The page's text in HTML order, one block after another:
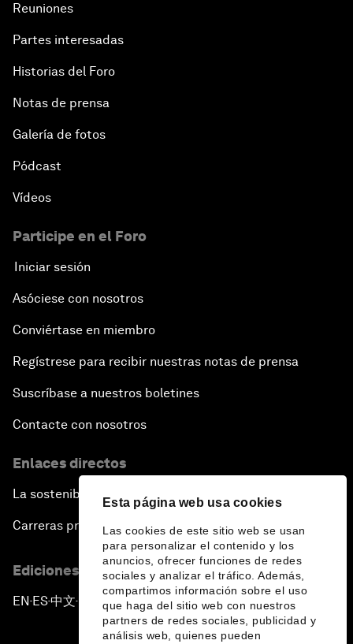
Esta página web usa cookies
Las cookies de este sitio web se usan
para personalizar el contenido y los
anuncios, ofrecer funciones de redes
sociales y analizar el tráfico. Además,
compartimos información sobre el uso
que haga del sitio web con nuestros
partners de redes sociales, publicidad y
análisis web, quienes pueden
Reuniones
Partes interesadas
Historias del Foro
Notas de prensa
Galería de fotos
Pódcast
Vídeos
Participe en el Foro
Iniciar sesión
Asóciese con nosotros
Conviértase en miembro
Regístrese para recibir nuestras notas de prensa
Suscríbase a nuestros boletines
Contacte con nosotros
Enlaces directos
La sostenibilidad en el Foro
Carreras profesionales
Ediciones en otros idiomas
EN ▪ ES▪中文▪ 日本語